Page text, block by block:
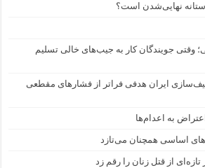
آستانه نهایی‌شدن است؟
وقتی جویندگان کار به جیب‌‌های خالی تسلیم
ایران هدفی فراتر از فشارهای مقطعی
به اعدام‌ها
از قتل زنان را رقم زد